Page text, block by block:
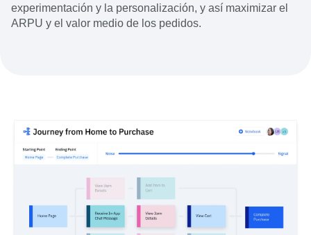
experimentación y la personalización, y así maximizar el
ARPU y el valor medio de los pedidos.